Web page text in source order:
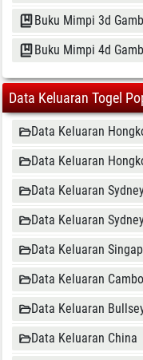
Buku Mimpi 3d
Buku Mimpi 4d
Data Keluaran Togel
Data Keluaran
Data Keluaran
Data Keluaran
Data Keluaran
Data Keluaran
Data Keluaran
Data Keluaran
Data Keluaran China